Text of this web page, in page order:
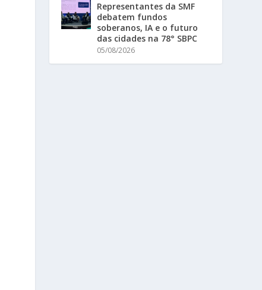
Representantes da SMF
debatem fundos
soberanos, IA e o futuro
das cidades na 78° SBPC
05/08/2026